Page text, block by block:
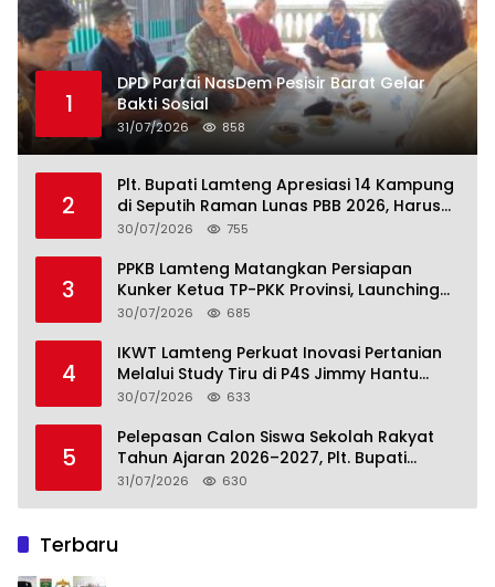
1
DPD Partai NasDem Pesisir Barat Gelar
Bakti Sosial
31/07/2026 858
2
Plt. Bupati Lamteng Apresiasi 14 Kampung
di Seputih Raman Lunas PBB 2026, Harus
Jadi Contoh!
30/07/2026 755
3
PPKB Lamteng Matangkan Persiapan
Kunker Ketua TP-PKK Provinsi, Launching
Sekolah Lansia di 14 Kampung Jadi Fokus
30/07/2026 685
4
IKWT Lamteng Perkuat Inovasi Pertanian
Melalui Study Tiru di P4S Jimmy Hantu
Foundation
30/07/2026 633
5
Pelepasan Calon Siswa Sekolah Rakyat
Tahun Ajaran 2026–2027, Plt. Bupati
Lamteng Tegaskan Komitmen Hadirkan
31/07/2026 630
Terbaru